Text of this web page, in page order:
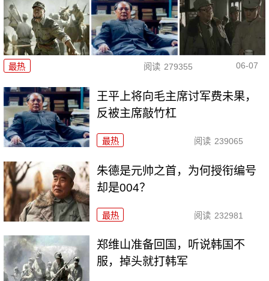
最热 阅读 279355 06-07
王平上将向毛主席讨军费未果，
反被主席敲竹杠
最热 阅读 239065
朱德是元帅之首，为何授衔编号
却是004？
最热 阅读 232981
郑维山准备回国，听说韩国不
服，掉头就打韩军